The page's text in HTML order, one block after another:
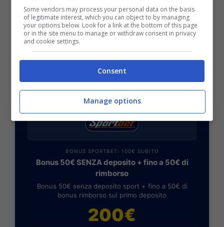
Jensen, Damsgaard; Schade, Thiago.
CRYSTAL PALACE (5-4-1):Henderson; Munoz,
Richards, Lacroix, Canvot, Mitchell; Johson,
Highes, Lerma, Pino; Mateta.
POSSIBILE RISULTATO: 3-1
BONUS SPORTBET: 100€ SUBITO
Bonus 50€ SENZA deposito + fino a 50€ di
rimborso
Bonus 50€ senza deposito sport + fino a 50€ di
bonus rimborso sul primo deposito
200€
Some vendors may process your personal data on the basis
of legitimate interest, which you can object to by managing
your options below. Look for a link at the bottom of this page
or in the site menu to manage or withdraw consent in privacy
and cookie settings.
Consent
Manage options